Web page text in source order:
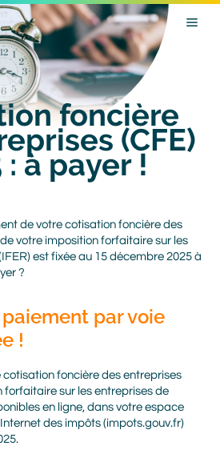
Image
foncière
(CFE)
: à payer !
de votre cotisation foncière des
votre imposition forfaitaire sur les
est fixée au 15 décembre 2025 à
?
paiement par voie
!
cotisation foncière des entreprises
forfaitaire sur les entreprises de
en ligne, dans votre espace
des impôts (impots.gouv.fr)